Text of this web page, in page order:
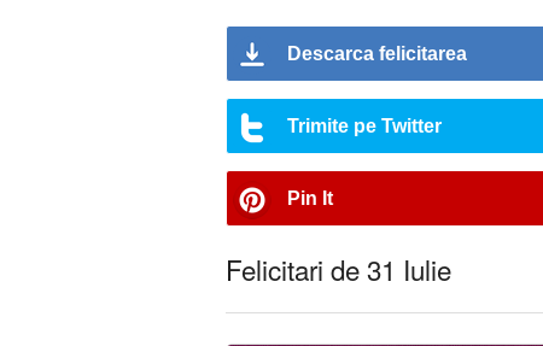
Descarca felicitarea
Trimite pe Twitter
Pin It
Felicitari de 31 Iulie